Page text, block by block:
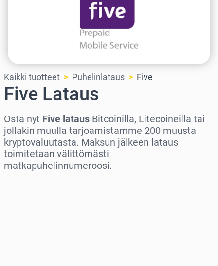
Kaikki tuotteet Puhelinlataus Five
Five Lataus
Osta nyt Five lataus Bitcoinilla, Litecoineilla tai
jollakin muulla tarjoamistamme 200 muusta
kryptovaluutasta. Maksun jälkeen lataus
toimitetaan välittömästi
matkapuhelinnumeroosi.